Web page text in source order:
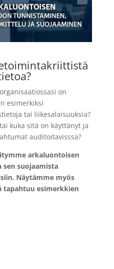
on
esimerkiksi
tai liikesalaisuuksia?
kuka sitä on käyttänyt ja
auditoitavisssa?
arkaluontoisen
suojaamista
Näytämme myös
tapahtuu esimerkkien